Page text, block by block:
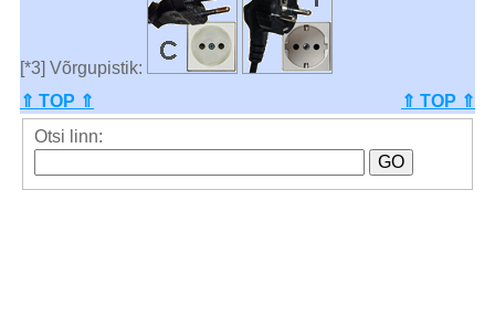
[*3] Võrgupistik:
⇑ TOP ⇑
⇑ TOP ⇑
Otsi linn: